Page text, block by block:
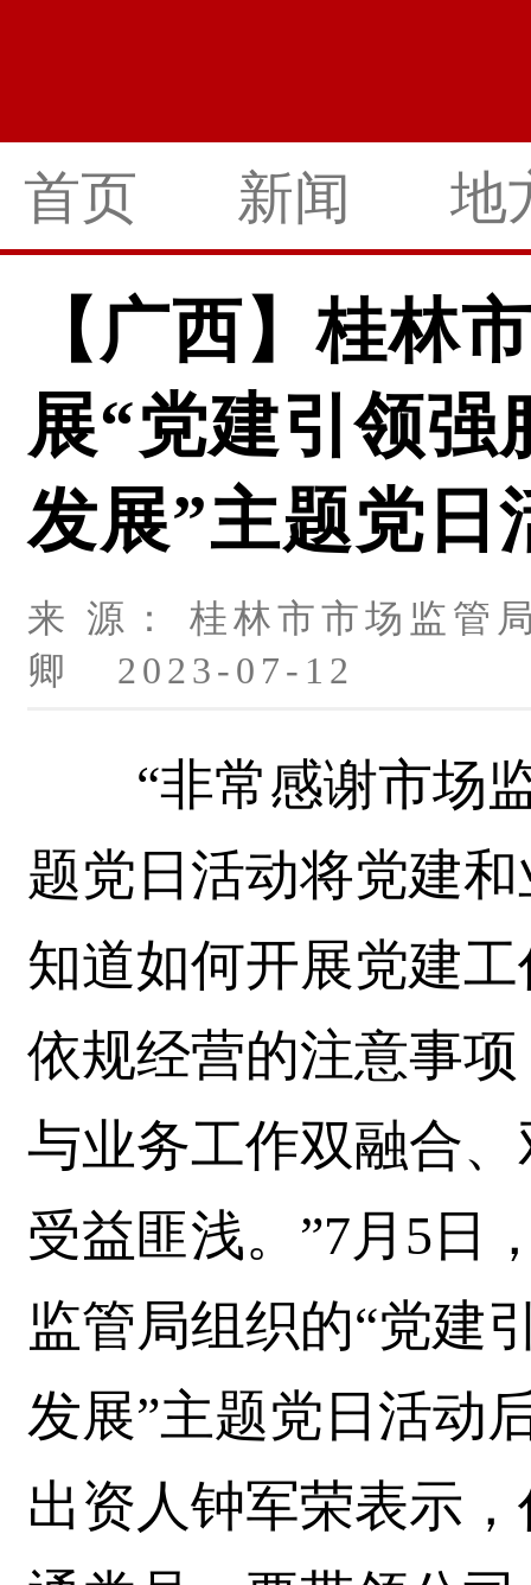
首页 新闻 地
【广西】桂林
展“党建引领强
发展”主题党日
来 源： 桂林市市场监管
卿 2023-07-12
“非常感谢市场监
题党日活动将党建
知道如何开展党建
依规经营的注意事
与业务工作双融合
受益匪浅。”7月5日
监管局组织的“党建
发展”主题党日活动
出资人钟军荣表示